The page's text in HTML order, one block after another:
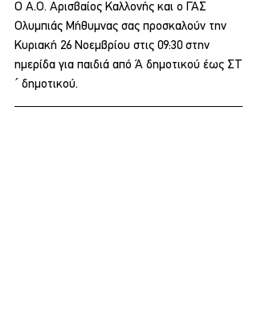
Ο Α.Ο. Αρισβαίος Καλλονής και ο ΓΑΣ
Ολυμπιάς Μήθυμνας σας προσκαλούν την
Κυριακή 26 Νοεμβρίου στις 09:30 στην
ημερίδα για παιδιά από Ά δημοτικού έως ΣΤ
´ δημοτικού.